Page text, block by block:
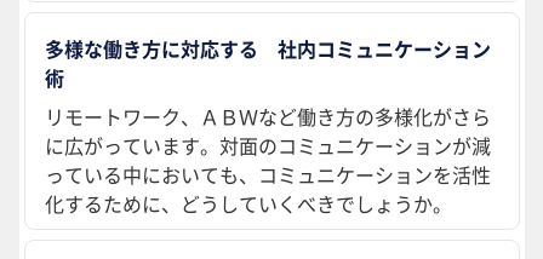
多様な働き方に対応する 社内コミュニケーション
術
リモートワーク、ＡＢＷなど働き方の多様化がさら
に広がっています。対面のコミュニケーションが減
っている中においても、コミュニケーションを活性
化するために、どうしていくべきでしょうか。